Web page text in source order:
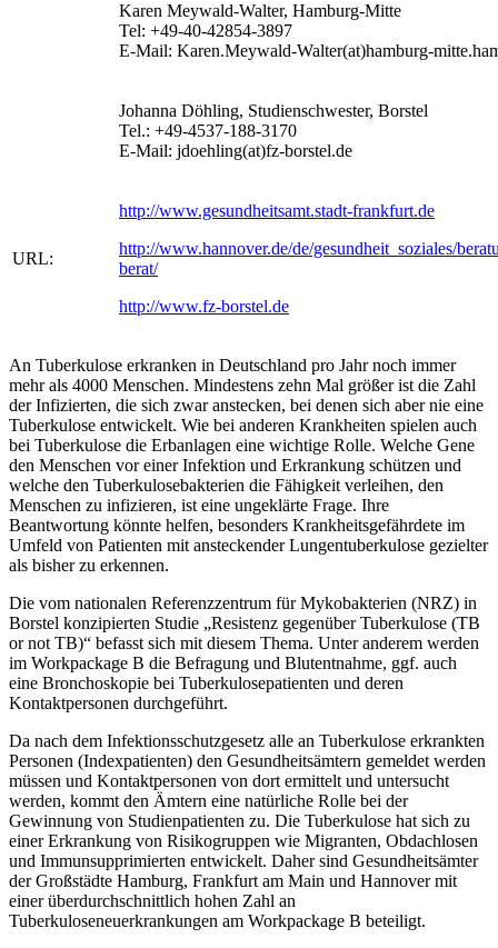
Karen Meywald-Walter, Hamburg-Mitte
Tel: +49-40-42854-3897
E-Mail: Karen.Meywald-Walter(at)hamburg-
Johanna Döhling, Studienschwester, Borstel
Tel.: +49-4537-188-3170
E-Mail: jdoehling(at)fz-borstel.de
URL:
http://www.gesundheitsamt.stadt-frankfurt.de
http://www.hannover.de/de/gesundheit_soziales/
berat/
http://www.fz-borstel.de
An Tuberkulose erkranken in Deutschland pro Jahr noch immer
mehr als 4000 Menschen. Mindestens zehn Mal größer ist die Zahl
der Infizierten, die sich zwar anstecken, bei denen sich aber nie eine
Tuberkulose entwickelt. Wie bei anderen Krankheiten spielen auch
bei Tuberkulose die Erbanlagen eine wichtige Rolle. Welche Gene
den Menschen vor einer Infektion und Erkrankung schützen und
welche den Tuberkulosebakterien die Fähigkeit verleihen, den
Menschen zu infizieren, ist eine ungeklärte Frage. Ihre
Beantwortung könnte helfen, besonders Krankheitsgefährdete im
Umfeld von Patienten mit ansteckender Lungentuberkulose gezielter
als bisher zu erkennen.
Die vom nationalen Referenzzentrum für Mykobakterien (NRZ) in
Borstel konzipierten Studie „Resistenz gegenüber Tuberkulose (TB
or not TB)“ befasst sich mit diesem Thema. Unter anderem werden
im Workpackage B die Befragung und Blutentnahme, ggf. auch
eine Bronchoskopie bei Tuberkulosepatienten und deren
Kontaktpersonen durchgeführt.
Da nach dem Infektionsschutzgesetz alle an Tuberkulose erkrankten
Personen (Indexpatienten) den Gesundheitsämtern gemeldet werden
müssen und Kontaktpersonen von dort ermittelt und untersucht
werden, kommt den Ämtern eine natürliche Rolle bei der
Gewinnung von Studienpatienten zu. Die Tuberkulose hat sich zu
einer Erkrankung von Risikogruppen wie Migranten, Obdachlosen
und Immunsupprimierten entwickelt. Daher sind Gesundheitsämter
der Großstädte Hamburg, Frankfurt am Main und Hannover mit
einer überdurchschnittlich hohen Zahl an
Tuberkuloseneuerkrankungen am Workpackage B beteiligt.